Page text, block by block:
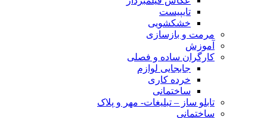
تایپیست
خشکشویی
مرمت و بازسازی
آموزش
کارگران ساده و فصلی
جابجایی لوازم
خرده کاری
ساختمانی
تابلو ساز – تبلیغات- مهر و پلاک
ساختمانی